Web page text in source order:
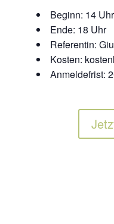
Beginn: 14 Uhr
Ende: 18 Uhr
Referentin:
Kosten:
Anmeldefrist: